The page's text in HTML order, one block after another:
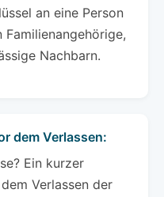
an eine Person
Nachbarn.
dem Verlassen:
Ein kurzer
Verlassen der